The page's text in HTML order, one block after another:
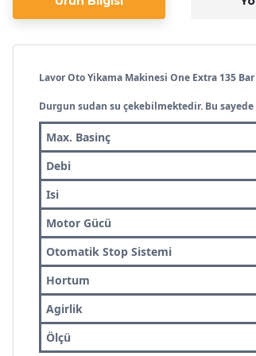
Lavor Oto Yikama Makinesi One Extra 135 Bar
Durgun sudan su çekebilmektedir. Bu
Max. Basinç
Debi
Isi
Motor Gücü
Otomatik Stop Sistemi
Hortum
Agirlik
Ölçü